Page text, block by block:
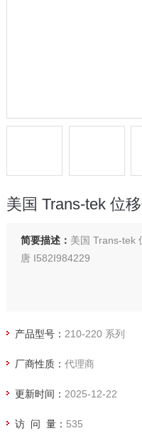
美国 Trans-tek 位
简要描述： 美国 Trans-tek
唐 I582I984229
产品型号： 210-220 系列
厂商性质： 代理商
更新时间： 2025-12-22
访 问 量： 535